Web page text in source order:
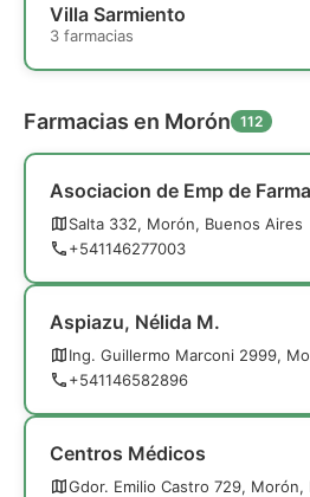
Villa Sarmiento
3 farmacias
Farmacias en Morón 112
Asociacion de Emp de
Salta 332, Morón, Buenos Aires
+541146277003
Aspiazu, Nélida M.
Ing. Guillermo Marconi 2999,
+541146582896
Centros Médicos
Gdor. Emilio Castro 729, Morón,